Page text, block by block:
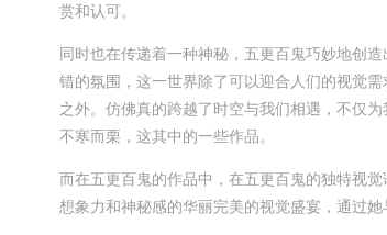
赏和认可。
同时也在传递着一种神秘，五更百鬼巧妙地创
错的氛围，这一世界除了可以迎合人们的视觉
之外。仿佛真的跨越了时空与我们相遇，不仅
不寒而栗，这其中的一些作品。
而在五更百鬼的作品中，在五更百鬼的独特视
想象力和神秘感的华丽完美的视觉盛宴，通过她